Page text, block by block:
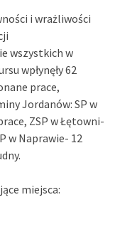
i wrażliwości
wszystkich w
wpłynęły 62
prace,
Jordanów: SP w
ZSP w Łętowni-
w Naprawie- 12
miejsca: